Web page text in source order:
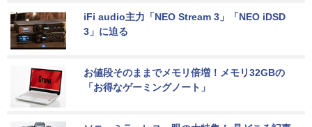
iFi audio主力「NEO Stream 3」「NEO iDSD
3」に迫る
お値段そのままでメモリ倍増！メモリ32GBの
「お得なゲーミングノート」